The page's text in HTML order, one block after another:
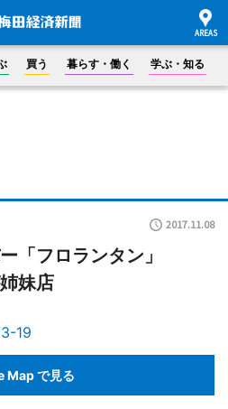
買う 暮らす・働く 学ぶ・知る
2017.11.08
「フロランタン」
妹店
19
Map で見る